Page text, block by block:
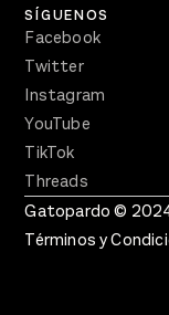
SÍGUENOS
Facebook
Twitter
Instagram
YouTube
TikTok
Threads
Gatopardo ©
Términos y